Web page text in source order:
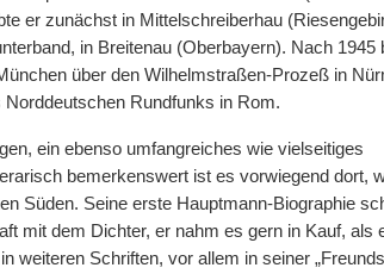
er zunächst in Mittelschreiberhau
in Breitenau (Oberbayern). Nach 1945
über den Wilhelmstraßen-Prozeß in
Rundfunks in Rom.
ein ebenso umfangreiches wie vielseitiges
bemerkenswert ist es vorwiegend dort,
Süden. Seine erste Hauptmann-Biographie
mit dem Dichter, er nahm es gern in Kauf, als
weiteren Schriften, vor allem in seiner